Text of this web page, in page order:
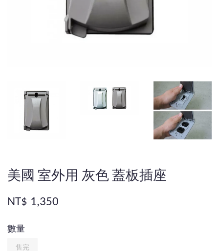
美國 室外用 灰色 蓋板插座
NT$ 1,350
數量
售完